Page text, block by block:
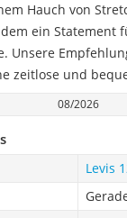
Hauch von
ein Statement
Unsere
zeitlose und
08/2026
Levis